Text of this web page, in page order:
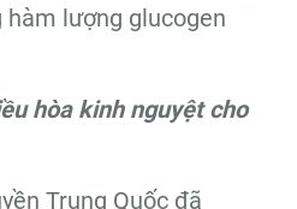
lượng glucogen
hòa kinh nguyệt cho
Trung Quốc đã